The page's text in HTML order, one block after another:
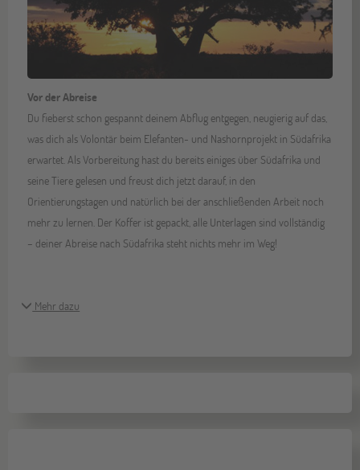
Vor der Abreise
Du fieberst schon gespannt deinem Abflug entgegen, neugierig auf das,
was dich als Volontär beim Elefanten- und Nashornprojekt in Südafrika
erwartet. Als Vorbereitung hast du bereits einiges über Südafrika und
seine Tiere gelesen und freust dich jetzt darauf, in den
Orientierungstagen und natürlich bei der anschließenden Arbeit noch
mehr zu lernen. Der Koffer ist gepackt, alle Unterlagen sind vollständig
– deiner Abreise nach Südafrika steht nichts mehr im Weg!
Mehr dazu